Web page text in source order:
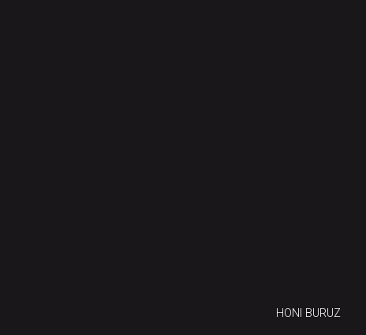
HONI BURUZ